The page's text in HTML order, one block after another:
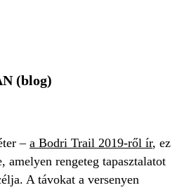
(blog)
–a Bodri Trail 2019-ről ír, ez
amelyen rengeteg tapasztalatot
A távokat a versenyen